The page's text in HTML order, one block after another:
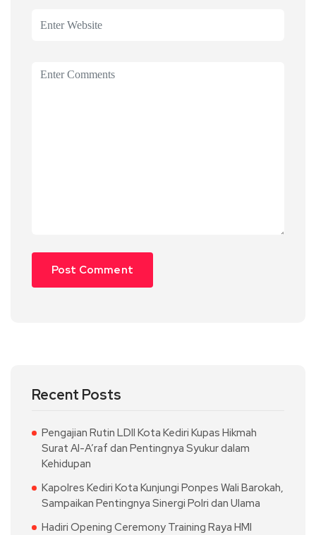
Recent Posts
Pengajian Rutin LDII Kota Kediri Kupas Hikmah
Surat Al-A’raf dan Pentingnya Syukur dalam
Kehidupan
Kapolres Kediri Kota Kunjungi Ponpes Wali Barokah,
Sampaikan Pentingnya Sinergi Polri dan Ulama
Hadiri Opening Ceremony Training Raya HMI